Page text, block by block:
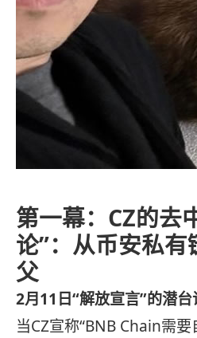
第一幕：CZ的去
论”：从币安私
父
2月11日“解放宣言”的潜台
当CZ宣称“BNB Chain需